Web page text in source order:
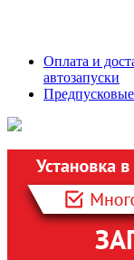
Оплата и
автозапуски